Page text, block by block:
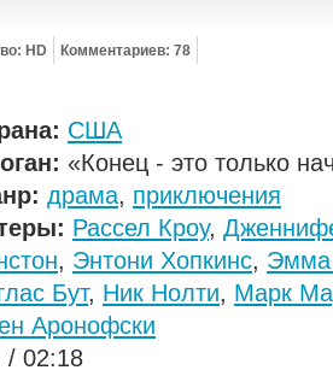
HD Комментариев: 78
США
«Конец - это только
драма, приключения
Рассел Кроу,
, Энтони Хопкинс, Эмма
Бут, Ник Нолти, Марк
Аронофски
/ 02:18